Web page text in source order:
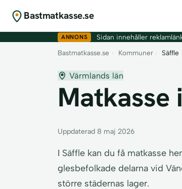
Bastmatkasse.se
ANNONS
Sidan innehåller
Bastmatkasse.se › Kommuner › Säffle
Värmlands län
Matkasse
Uppdaterad 8 maj 2026
I Säffle kan du få matkasse
glesbefolkade delarna vid
större städernas lager.